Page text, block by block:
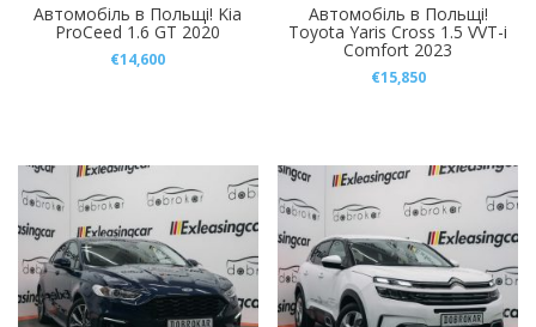
BAIC BJ30 (1)
BMW(2)
Chery Tiggo 9(1)
Citroen(3)
Ford(2)
Hyundai
(1)
Модель
Выберите марку
Автомобіль в Польщі! Kia
ProCeed 1.6 GT 2020
€14,600
Автомобіль в Польщі!
Toyota Yaris Cross 1.5 VVT-i
Comfort 2023
€15,850